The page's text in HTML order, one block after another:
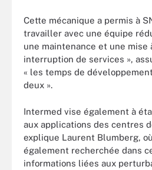
Cette mécanique a permis à
travailler avec une équipe
une maintenance et une mise
interruption de services »,
« les temps de
deux ».
Intermed vise également à
aux applications des centres
explique Laurent Blumberg,
également recherchée dans
informations liées aux